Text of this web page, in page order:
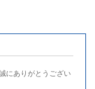
にありがとうござい